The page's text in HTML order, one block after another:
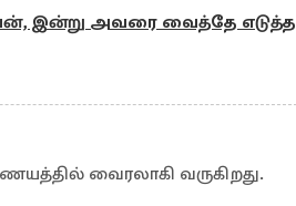
இன்று அவரை வைத்தே எடுத்த
வைரலாகி வருகிறது.